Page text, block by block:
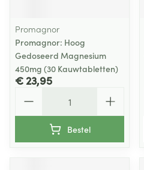
Promagnor
Promagnor: Hoog
Gedoseerd Magnesium
450mg (30 Kauwtabletten)
€ 23,95
Bestel